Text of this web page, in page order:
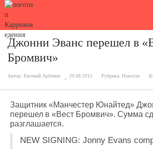
Джонни Эванс перешел в
Бромвич»
Автор: Евгений Арбенин 29.08.2015 Рубрика: Новости
Защитник «Манчестер Юнайтед»
перешел в «Вест Бромвич». Сумма
разглашается.
NEW SIGNING: Jonny Evans